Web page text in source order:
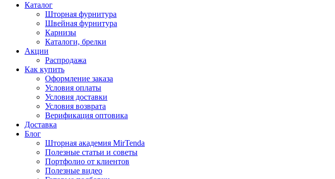
Каталог
Шторная фурнитура
Швейная фурнитура
Карнизы
Каталоги, брелки
Акции
Распродажа
Как купить
Оформление заказа
Условия оплаты
Условия доставки
Условия возврата
Верификация оптовика
Доставка
Блог
Шторная академия MirTenda
Полезные статьи и советы
Портфолио от клиентов
Полезные видео